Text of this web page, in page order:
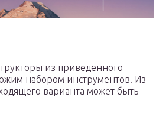
из приведенного
набором инструментов. Из-
варианта может быть